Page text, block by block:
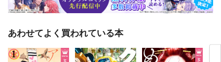
あわせてよく買われている本